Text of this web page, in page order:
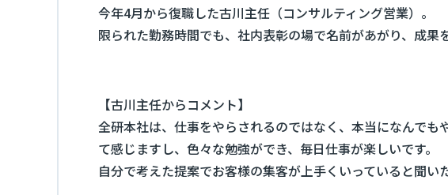
今年4月から復職した古川主任（コンサルティング営業）。
限られた勤務時間でも、社内表彰の場で名前があがり、成果
【古川主任からコメント】
全研本社は、仕事をやらされるのではなく、本当になんでも
て感じますし、色々な勉強ができ、毎日仕事が楽しいです。
自分で考えた提案でお客様の集客が上手くいっていると聞い